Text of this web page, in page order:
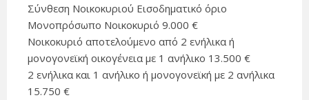
Σύνθεση Νοικοκυριού Εισοδηματικό όριο
Μονοπρόσωπο Νοικοκυριό 9.000 €
Νοικοκυριό αποτελούμενο από 2 ενήλικα ή
μονογονεϊκή οικογένεια με 1 ανήλικο 13.500 €
2 ενήλικα και 1 ανήλικο ή μονογονεϊκή με 2 ανήλικα
15.750 €